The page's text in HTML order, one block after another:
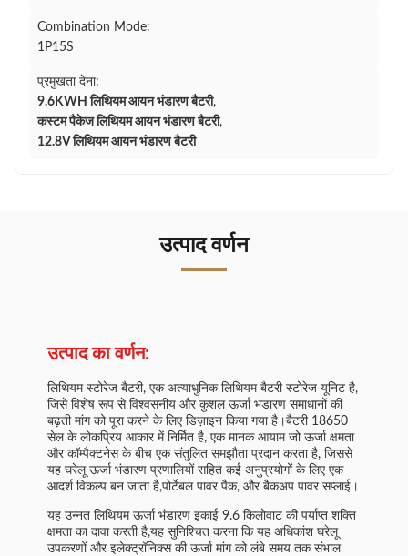
Combination Mode:
1P15S
प्रमुखता देना:
9.6KWH लिथियम आयन भंडारण बैटरी,
कस्टम पैकेज लिथियम आयन भंडारण बैटरी,
12.8V लिथियम आयन भंडारण बैटरी
उत्पाद वर्णन
उत्पाद का वर्णन:
लिथियम स्टोरेज बैटरी, एक अत्याधुनिक लिथियम बैटरी स्टोरेज यूनिट है,
जिसे विशेष रूप से विश्वसनीय और कुशल ऊर्जा भंडारण समाधानों की
बढ़ती मांग को पूरा करने के लिए डिज़ाइन किया गया है।बैटरी 18650
सेल के लोकप्रिय आकार में निर्मित है, एक मानक आयाम जो ऊर्जा क्षमता
और कॉम्पैक्टनेस के बीच एक संतुलित समझौता प्रदान करता है, जिससे
यह घरेलू ऊर्जा भंडारण प्रणालियों सहित कई अनुप्रयोगों के लिए एक
आदर्श विकल्प बन जाता है,पोर्टेबल पावर पैक, और बैकअप पावर सप्लाई।
यह उन्नत लिथियम ऊर्जा भंडारण इकाई 9.6 किलोवाट की पर्याप्त शक्ति
क्षमता का दावा करती है,यह सुनिश्चित करना कि यह अधिकांश घरेलू
उपकरणों और इलेक्ट्रॉनिक्स की ऊर्जा मांग को लंबे समय तक संभाल